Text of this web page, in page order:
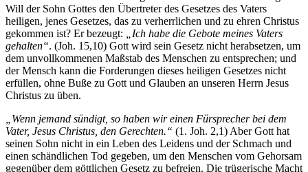
Will der Sohn Gottes den Übertreter des Gesetzes des Vaters
heiligen, jenes Gesetzes, das zu verherrlichen und zu ehren Christus
gekommen ist? Er bezeugt:
„Ich habe die Gebote meines Vaters
gehalten“. (Joh. 15,10) Gott wird sein Gesetz nicht herabsetzen, um
dem unvollkommenen Maßstab des Menschen zu entsprechen; und
der Mensch kann die Forderungen dieses heiligen Gesetzes nicht
erfüllen, ohne Buße zu Gott und Glauben an unseren Herrn Jesus
Christus zu üben.
„Wenn jemand sündigt, so haben wir einen Fürsprecher bei dem
Vater, Jesus Christus, den Gerechten.“ (1. Joh. 2,1) Aber Gott hat
seinen Sohn nicht in ein Leben des Leidens und der Schmach und
einen schändlichen Tod gegeben, um den Menschen vom Gehorsam
gegenüber dem göttlichen Gesetz zu befreien. Die trügerische Macht